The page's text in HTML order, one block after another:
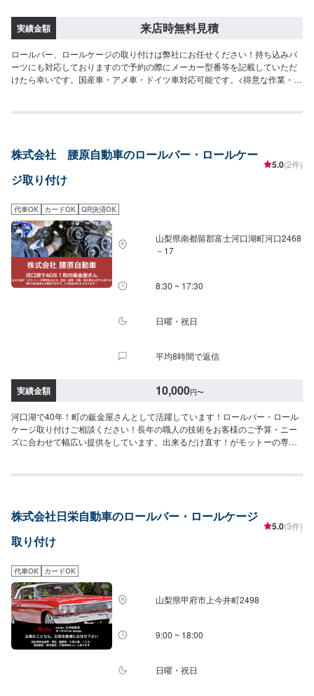
実績金額 来店時無料見積
ロールバー、ロールケージの取り付けは弊社にお任せください！持ち込みパ
ーツにも対応しておりますので予約の際にメーカー型番等を記載していただ
けたら幸いです。国産車・アメ車・ドイツ車対応可能です。<得意な作業・車
予約をお待ちしております。カスタム(合法のもの)も自信を持っております。
ておりますので、弊社にお任せください。
株式会社 腰原自動車のロールバー・ロールケー
ジ取り付け
5.0(2件)
代車OK カードOK QR決済OK
山梨県南都留郡富士河口湖町河口2468
－17
8:30 ~ 17:30
日曜・祝日
平均8時間で返信
実績金額 10,000円〜
河口湖で40年！町の鈑金屋さんとして活躍しています！ロールバー・ロール
ケージ取り付けご相談ください！長年の職人の技術をお客様のご予算・ニー
ズに合わせて幅広い提供をしています。出来るだけ直す！がモットーの専務
------【1】オファーにてお問い合わせ【2】お見積り【3】お見積りにご納得
承ください。-----パーツ持ち込みについて-----パーツの持ち込み可能です。オ
ファーにて詳細をお願い致します。-----代車について-----無料の代車をご用意
しています。お車の作業中は代車をご利用ください。※代車の燃料代はお客様
口湖方面から１３７号線御坂みち沿いになります。入庫の際はお気をつけて
お越しください。駐車スペースは事務所前の空いているスペースに駐車して
ください。受付はスタッフへ「メンテモで予約しました」とお伝えくださ
い。ご案内いたします。【定休日・営業時間】定休日：日曜日、祝日営業時
間：8:30~17:30
株式会社日栄自動車のロールバー・ロールケージ
取り付け
5.0(3件)
代車OK カードOK
山梨県甲府市上今井町2498
9:00 ~ 18:00
日曜・祝日